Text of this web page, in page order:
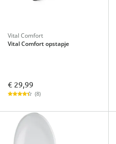
Vital Comfort
Vital Comfort opstapje
€ 29,99
(8)